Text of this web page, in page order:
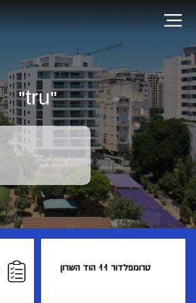
"tru"
טרומפלדור 11 הוד השרון